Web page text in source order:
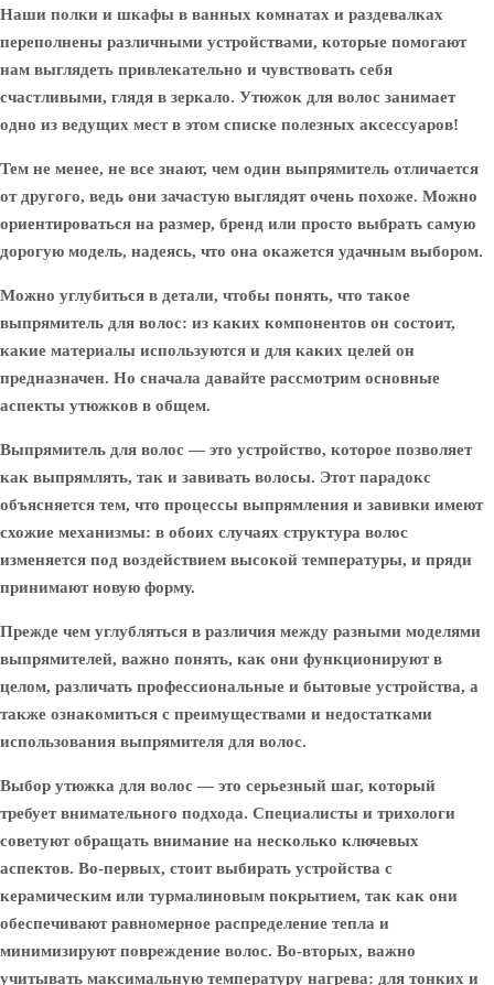
Наши полки и шкафы в ванных комнатах и раздевалках
переполнены различными устройствами, которые помогают
нам выглядеть привлекательно и чувствовать себя
счастливыми, глядя в зеркало. Утюжок для волос занимает
одно из ведущих мест в этом списке полезных аксессуаров!
Тем не менее, не все знают, чем один выпрямитель отличается
от другого, ведь они зачастую выглядят очень похоже. Можно
ориентироваться на размер, бренд или просто выбрать самую
дорогую модель, надеясь, что она окажется удачным выбором.
Можно углубиться в детали, чтобы понять, что такое
выпрямитель для волос: из каких компонентов он состоит,
какие материалы используются и для каких целей он
предназначен. Но сначала давайте рассмотрим основные
аспекты утюжков в общем.
Выпрямитель для волос — это устройство, которое позволяет
как выпрямлять, так и завивать волосы. Этот парадокс
объясняется тем, что процессы выпрямления и завивки имеют
схожие механизмы: в обоих случаях структура волос
изменяется под воздействием высокой температуры, и пряди
принимают новую форму.
Прежде чем углубляться в различия между разными моделями
выпрямителей, важно понять, как они функционируют в
целом, различать профессиональные и бытовые устройства, а
также ознакомиться с преимуществами и недостатками
использования выпрямителя для волос.
Выбор утюжка для волос — это серьезный шаг, который
требует внимательного подхода. Специалисты и трихологи
советуют обращать внимание на несколько ключевых
аспектов. Во-первых, стоит выбирать устройства с
керамическим или турмалиновым покрытием, так как они
обеспечивают равномерное распределение тепла и
минимизируют повреждение волос. Во-вторых, важно
учитывать максимальную температуру нагрева: для тонких и